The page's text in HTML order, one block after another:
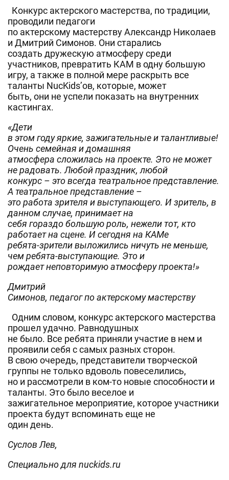
Конкурс актерского мастерства, по традиции,
проводили педагоги
по актерскому мастерству Александр Николаев
и Дмитрий Симонов. Они старались
создать дружескую атмосферу среди
участников, превратить КАМ в одну большую
игру, а также в полной мере раскрыть все
таланты NucKids’ов, которые, может
быть, они не успели показать на внутренних
кастингах.
«Дети
в этом году яркие, зажигательные и талантливые!
Очень семейная и домашняя
атмосфера сложилась на проекте. Это не может
не радовать. Любой праздник, любой
конкурс – это всегда театральное представление.
А театральное представление –
это работа зрителя и выступающего. И зритель, в
данном случае, принимает на
себя гораздо большую роль, нежели тот, кто
работает на сцене. И сегодня на КАМе
ребята-зрители выложились ничуть не меньше,
чем ребята-выступающие. Это и
рождает неповторимую атмосферу проекта!»
Дмитрий
Симонов, педагог по актерскому мастерству
Одним словом, конкурс актерского мастерства
прошел удачно. Равнодушных
не было. Все ребята приняли участие в нем и
проявили себя с самых разных сторон.
В свою очередь, представители творческой
группы не только вдоволь повеселились,
но и рассмотрели в ком-то новые способности и
таланты. Это было веселое и
зажигательное мероприятие, которое участники
проекта будут вспоминать еще не
один день.
Суслов Лев,
Специально для nuckids.ru